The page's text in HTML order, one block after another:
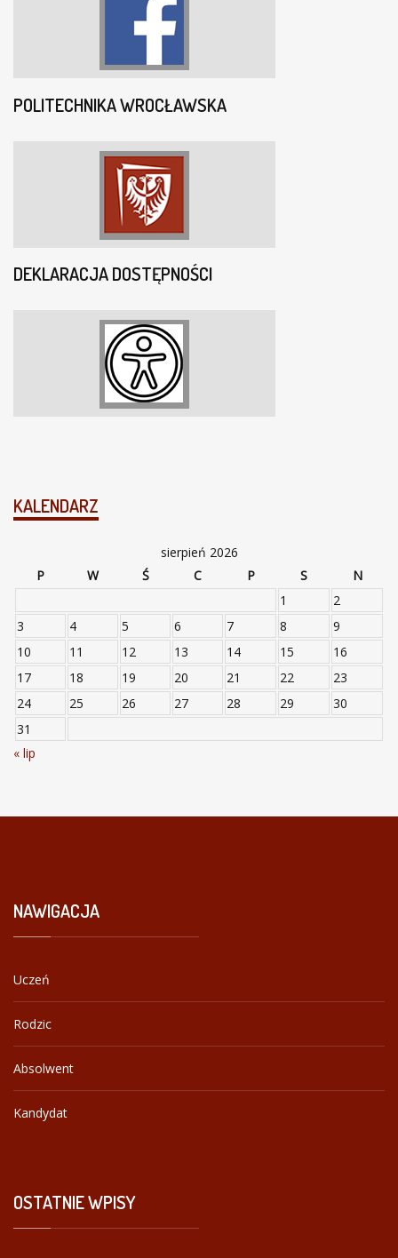
POLITECHNIKA WROCŁAWSKA
DEKLARACJA DOSTĘPNOŚCI
KALENDARZ
sierpień 2026
P
W Ś C P S
N
1
2
3
4 5 6 7 8
9
10
11 12 13 14 15
16
17
18 19 20 21 22
23
24
25 26 27 28 29
30
31
« lip
NAWIGACJA
Uczeń
Rodzic
Absolwent
Kandydat
OSTATNIEWPISY